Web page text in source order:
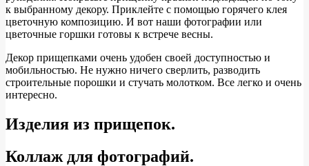
к выбранному декору. Приклейте с помощью горячего клея
цветочную композицию. И вот наши фотографии или
цветочные горшки готовы к встрече весны.
Декор прищепками очень удобен своей доступностью и
мобильностью. Не нужно ничего сверлить, разводить
строительные порошки и стучать молотком. Все легко и очень
интересно.
Изделия из прищепок.
Коллаж для фотографий.